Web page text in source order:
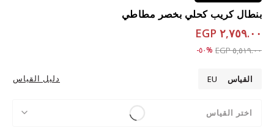
بنطال كريب كحلي بخصر مطاطي
٢,٧٥٩.٠٠ EGP
Price reduced from
٥,٥١٩.٠٠ EGP to ٢,٧٥٩.٠٠ EGP%٥٠-
القياس EU دليل القياس
اختر القياس